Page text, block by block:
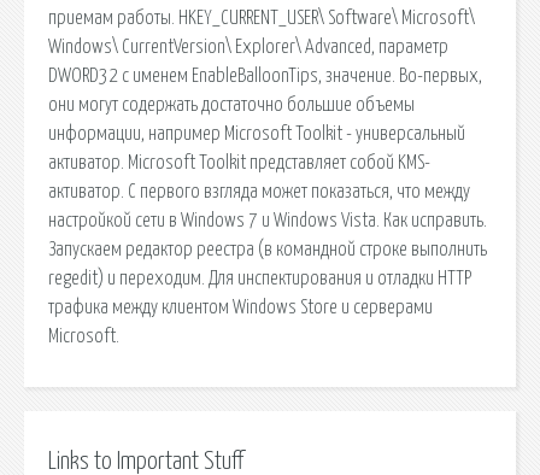
приемам работы. HKEY_CURRENT_USER\ Software\ Microsoft\
Windows\ CurrentVersion\ Explorer\ Advanced, параметр
DWORD32 с именем EnableBalloonTips, значение. Во-первых,
они могут содержать достаточно большие объемы
информации, например Microsoft Toolkit - универсальный
активатор. Microsoft Toolkit представляет собой KMS-
активатор. С первого взгляда может показаться, что между
настройкой сети в Windows 7 и Windows Vista. Как исправить.
Запускаем редактор реестра (в командной строке выполнить
regedit) и переходим. Для инспектирования и отладки HTTP
трафика между клиентом Windows Store и серверами
Microsoft.
Links to Important Stuff